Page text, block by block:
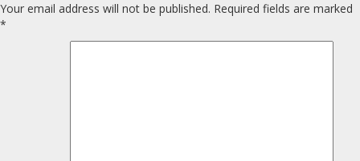
Your email address will not be published. Required fields are marked
*